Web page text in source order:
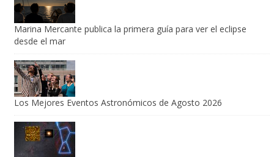
Marina Mercante publica la primera guía para ver el eclipse
desde el mar
Los Mejores Eventos Astronómicos de Agosto 2026